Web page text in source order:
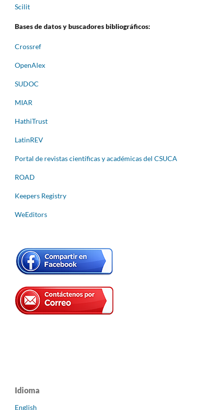
Scilit
Bases de datos y buscadores bibliográficos:
Crossref
OpenAlex
SUDOC
MIAR
HathiTrust
LatinREV
Portal de revistas científicas y académicas del CSUCA
ROAD
Keepers Registry
WeEditors
Idioma
English